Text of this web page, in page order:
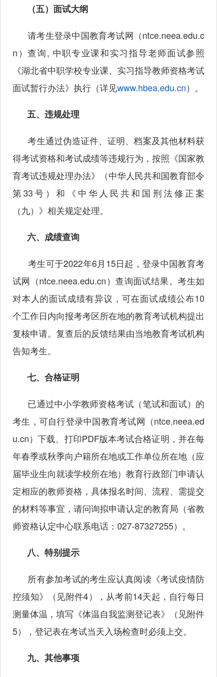
（五）面试大纲
请考生登录中国教育考试网（ntce.neea.edu.c
n）查询, 中职专业课和实习指导老师面试参照
《湖北省中职学校专业课、实习指导教师资格考试
面试暂行办法》执行（详见www.hbea.edu.cn）。
五、违规处理
考生通过伪造证件、证明、档案及其他材料获
得考试资格和考试成绩等违规行为，按照《国家教
育考试违规处理办法》（中华人民共和国教育部令
第33号）和《中华人民共和国刑法修正案
（九）》相关规定处理。
六、成绩查询
考生可于2022年6月15日起，登录中国教育考
试网（ntce.neea.edu.cn）查询面试结果。考生如
对本人的面试成绩有异议，可在面试成绩公布10
个工作日内向报考考区所在地的教育考试机构提出
复核申请。复查后的反馈结果由当地教育考试机构
告知考生。
七、合格证明
已通过中小学教师资格考试（笔试和面试）的
考生，可自行登录中国教育考试网（ntce.neea.ed
u.cn）下载、打印PDF版本考试合格证明，并在每
年春季或秋季向户籍所在地或工作单位所在地（应
届毕业生向就读学校所在地）教育行政部门申请认
定相应的教师资格，具体报名时间、流程、需提交
的材料等事宜，请问询拟申请认定的教育局（省教
师资格认定中心联系电话：027-87327255）。
八、特别提示
所有参加考试的考生应认真阅读《考试疫情防
控须知》（见附件4），从考前14天起，自行每日
测量体温，填写《体温自我监测登记表》（见附件
5），登记表在考试当天入场检查时必须上交。
九、其他事项